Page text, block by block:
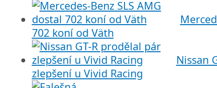
702 koní od Väth
Nissan
zlepšení u Vivid Racing